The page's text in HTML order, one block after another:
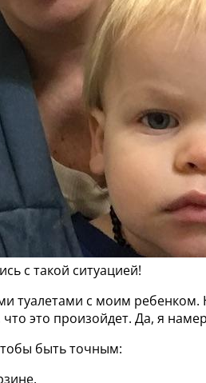
с такой ситуацией!
туалетами с моим ребенком.
это произойдет. Да, я
быть точным: